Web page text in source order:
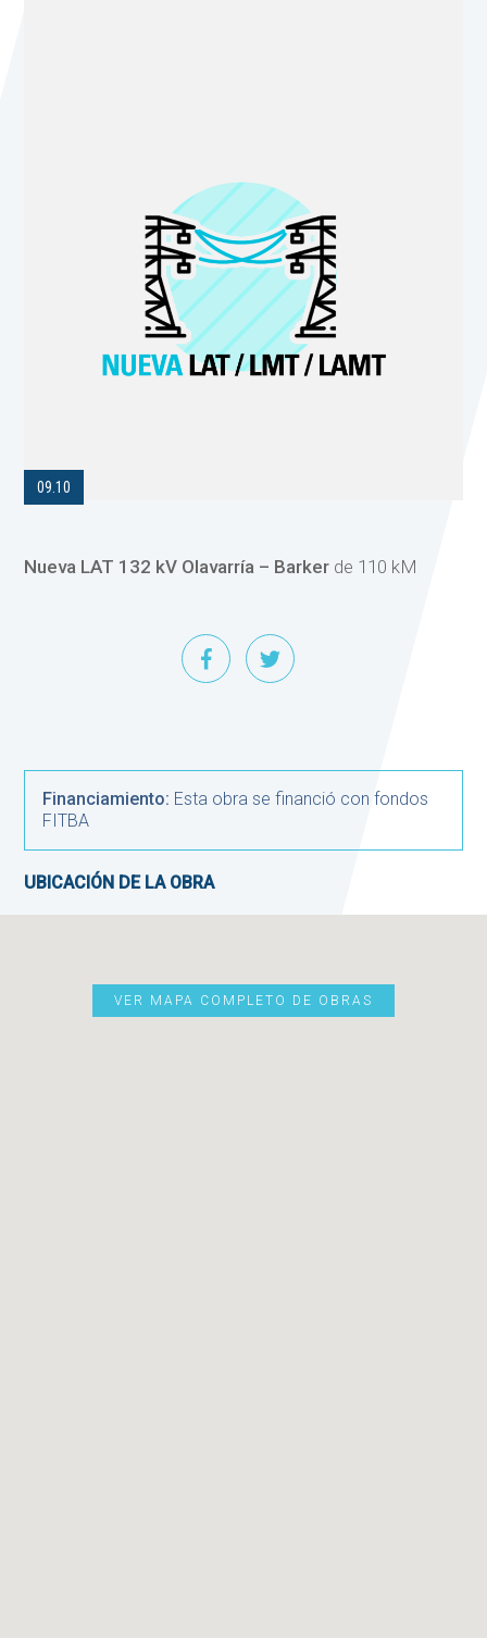
09.10
Nueva LAT 132 kV Olavarría – Barker de 110 kM
Financiamiento: Esta obra se financió con fondos
FITBA
UBICACIÓN DE LA OBRA
VER MAPA COMPLETO DE OBRAS